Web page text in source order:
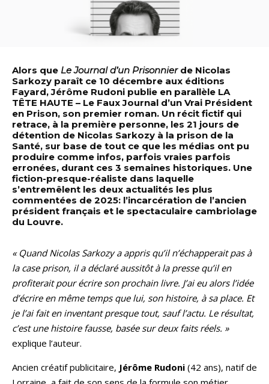
Alors que Le Journal d’un Prisonnierde Nicolas
Sarkozy paraît ce 10 décembre aux éditions
Fayard, Jérôme Rudoni publie en parallèle LA
TÊTE HAUTE – Le Faux Journal d’un Vrai Président
en Prison, son premier roman. Un récit fictif qui
retrace, à la première personne, les 21 jours de
détention de Nicolas Sarkozy à la prison de la
Santé, sur base de tout ce que les médias ont pu
produire comme infos, parfois vraies parfois
erronées, durant ces 3 semaines historiques. Une
fiction-presque-réaliste dans laquelle
s’entremêlent les deux actualités les plus
commentées de 2025: l’incarcération de l’ancien
président français et le spectaculaire cambriolage
du Louvre.
« Quand Nicolas Sarkozy a appris qu’il n’échapperait pas à
la case prison, il a déclaré aussitôt à la presse qu’il en
profiterait pour écrire son prochain livre. J’ai eu alors l’idée
d’écrire en même temps que lui, son histoire, à sa place. Et
je l’ai fait en inventant presque tout, sauf l’actu. Le résultat,
c’est une histoire fausse, basée sur deux faits réels. »
explique l’auteur.
Ancien créatif publicitaire, Jérôme Rudoni (42 ans), natif de